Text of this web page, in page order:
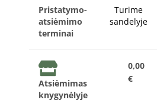
Pristatymo-
atsiėmimo
terminai
Turime
sandelyje
Atsiėmimas
knygynėlyje
0,00
€